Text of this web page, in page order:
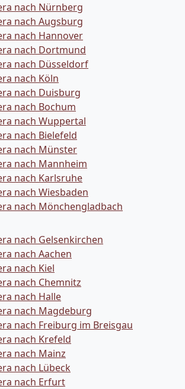
nach Nürnberg
nach Augsburg
nach Hannover
nach Dortmund
nach Düsseldorf
nach Köln
nach Duisburg
nach Bochum
nach Wuppertal
nach Bielefeld
nach Münster
nach Mannheim
nach Karlsruhe
nach Wiesbaden
nach Mönchen­gladbach
nach Gelsenkirchen
nach Aachen
nach Kiel
nach Chemnitz
nach Halle
nach Magdeburg
nach Freiburg im Breisgau
nach Krefeld
nach Mainz
nach Lübeck
nach Erfurt